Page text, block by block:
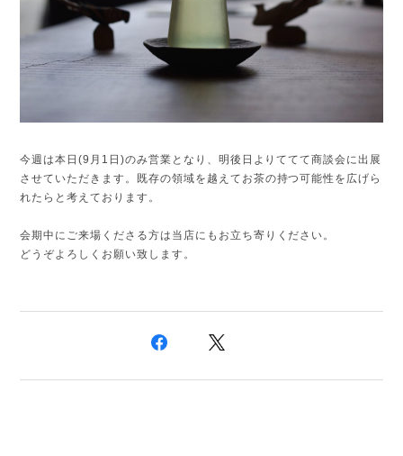
今週は本日(9月1日)のみ営業となり、明後日よりててて商談会に出展
させていただきます。既存の領域を越えてお茶の持つ可能性を広げら
れたらと考えております。
会期中にご来場くださる方は当店にもお立ち寄りください。
どうぞよろしくお願い致します。